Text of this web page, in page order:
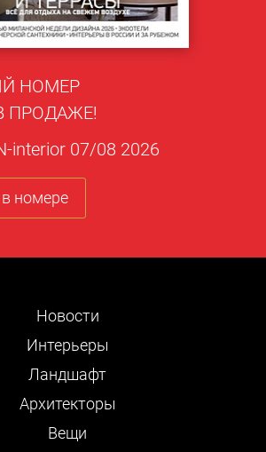
НОМЕР
ПРОДАЖЕ!
interior 07/08 2026
номере
Новости
Интерьеры
Ландшафт
Архитекторы
Вещи